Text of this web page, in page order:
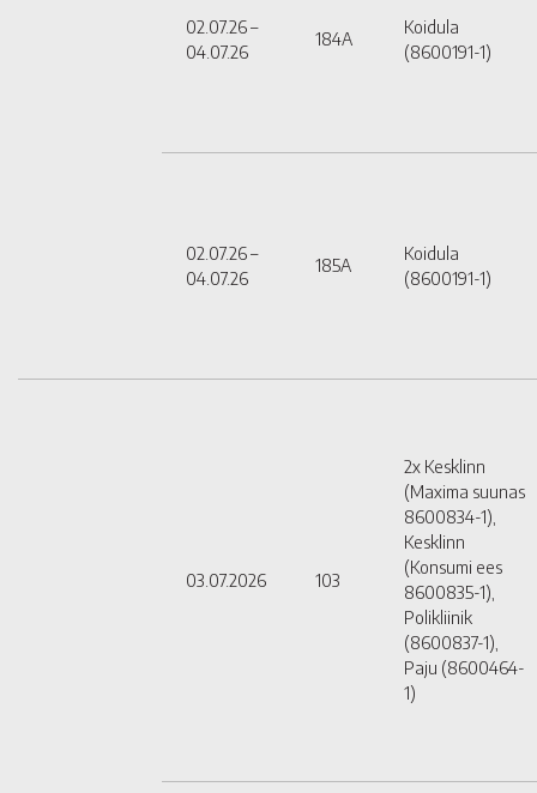
02.07.26 –
04.07.26
184A
Koidula
(8600191-1)
02.07.26 –
04.07.26
185A
Koidula
(8600191-1)
03.07.2026 103
2x Kesklinn
(Maxima suunas
8600834-1),
Kesklinn
(Konsumi ees
8600835-1),
Polikliinik
(8600837-1),
Paju (8600464-
1)